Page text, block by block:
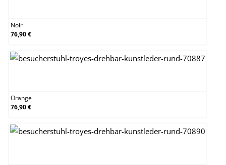
Noir
76,90 €
Orange
76,90 €